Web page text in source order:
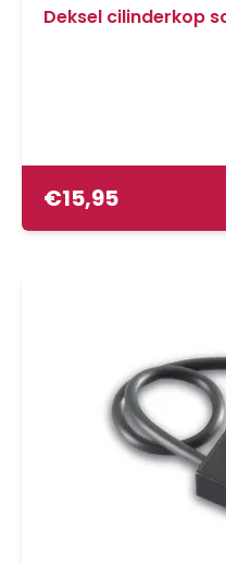
Deksel cilinderkop
€15,95